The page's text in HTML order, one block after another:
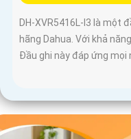
DH-XVR5416L-I3 là một
hãng Dahua. Với khả
Đầu ghi này đáp ứng